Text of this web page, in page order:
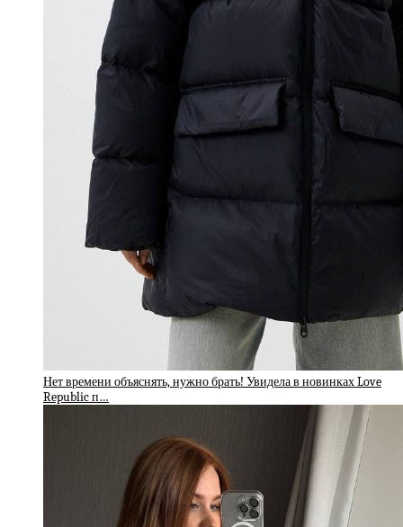
Нет времени объяснять, нужно брать! Увидела в новинках Love
Republic п…